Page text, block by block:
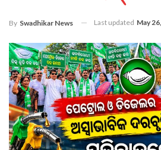
By Swadhikar News Last updated May